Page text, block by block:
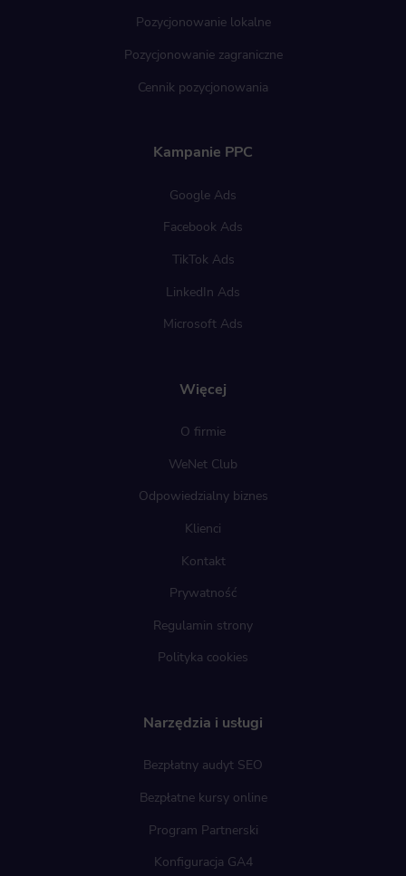
Pozycjonowanie lokalne
Pozycjonowanie zagraniczne
Cennik pozycjonowania
Więcej
O firmie
WeNet Club
Odpowiedzialny biznes
Klienci
Kontakt
Prywatność
Regulamin strony
Polityka cookies
Narzędzia i usługi
Bezpłatny audyt SEO
Bezpłatne kursy online
Program Partnerski
Konfiguracja GA4
Kampanie PPC
Google Ads
Facebook Ads
TikTok Ads
LinkedIn Ads
Microsoft Ads